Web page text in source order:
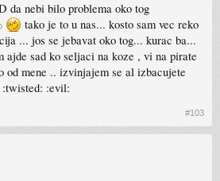
da nebi bilo problema oko tog
tako je to u nas... kosto sam vec reko
... jos se jebavat oko tog... kurac ba...
ajde sad ko seljaci na koze , vi na pirate
od mene .. izvinjajem se al izbacujete
:evil:
#103